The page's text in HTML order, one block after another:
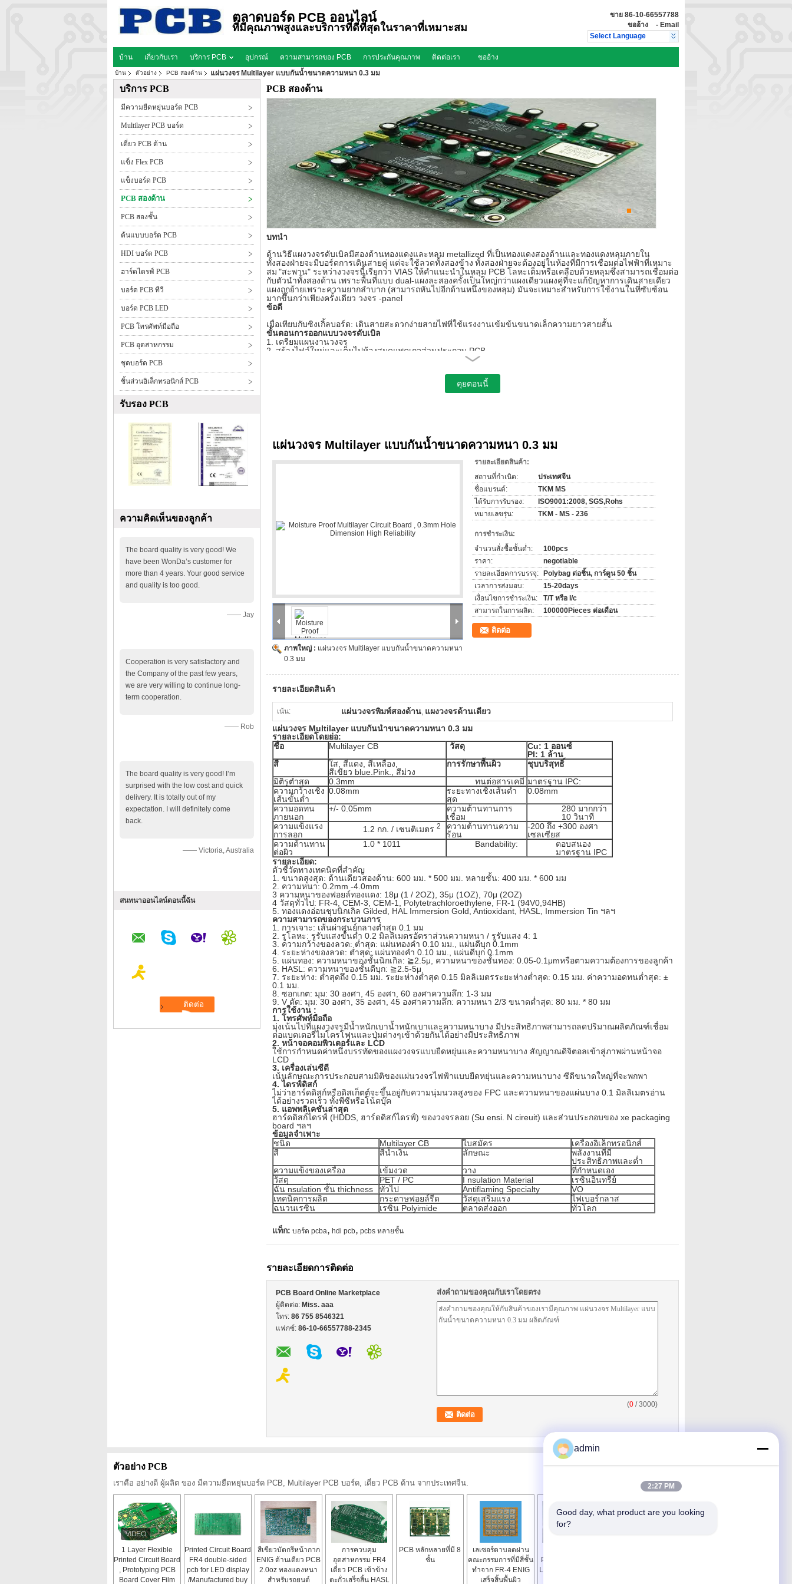
ตลาดบอร์ด PCB ออนไลน์
ที่มีคุณภาพสูงและบริการที่ดีที่สุดในราคาที่เหมาะสม
ขาย 86-10-66557788
ขออ้าง
- Email
Select Language
บ้าน เกี่ยวกับเรา บริการ PCB อุปกรณ์ ความสามารถของ PCB การประกันคุณภาพ ติดต่อเรา ขออ้าง
บ้าน ตัวอย่าง PCB สองด้าน แผ่นวงจร Multilayer แบบกันน้ำขนาดความหนา 0.3 มม
บริการ PCB
มีความยืดหยุ่นบอร์ด PCB
Multilayer PCB บอร์ด
เดี่ยว PCB ด้าน
แข็ง Flex PCB
แข็งบอร์ด PCB
PCB สองด้าน
PCB สองชั้น
ต้นแบบบอร์ด PCB
HDI บอร์ด PCB
ฮาร์ดไดรฟ์ PCB
บอร์ด PCB ทีวี
บอร์ด PCB LED
PCB โทรศัพท์มือถือ
PCB อุตสาหกรรม
ชุดบอร์ด PCB
ชิ้นส่วนอิเล็กทรอนิกส์ PCB
รับรอง PCB
ความคิดเห็นของลูกค้า
The board quality is very good! We
have been WonDa’s customer for
more than 4 years. Your good service
and quality is too good.
—— Jay
Cooperation is very satisfactory and
the Company of the past few years,
we are very willing to continue long-
term cooperation.
—— Rob
The board quality is very good! I’m
surprised with the low cost and quick
delivery. It is totally out of my
expectation. I will definitely come
back.
—— Victoria, Australia
สนทนาออนไลน์ตอนนี้ฉัน
PCB สองด้าน
บทนำ
ด้านวิธีแผงวงจรดับเบิลมีสองด้านทองแดงและหลุม metallized ที่เป็นทองแดงสองด้านและทองแดงหลุมภายใน
ทั้งสองฝ่ายจะมีบอร์ดการเดินสายคู่ แต่จะใช้ลวดทั้งสองข้าง ทั้งสองฝ่ายจะต้องอยู่ในห้องที่มีการเชื่อมต่อไฟฟ้าที่เหมาะ
สม "สะพาน" ระหว่างวงจรนี้เรียกว่า VIASให้คำแนะนำในหลุม PCB โลหะเต็มหรือเคลือบด้วยหลุมซึ่งสามารถเชื่อมต่อ
กับตัวนำทั้งสองด้าน เพราะพื้นที่แบบ dual-แผงละสองครั้งเป็นใหญ่กว่าแผงเดียวแผงคู่ที่จะแก้ปัญหาการเดินสายเดียว
แผงถูกย้ายเพราะความยากลำบาก (สามารถหันไปอีกด้านหนึ่งของหลุม) มันจะเหมาะสำหรับการใช้งานในที่ซับซ้อน
มากขึ้นกว่าเพียงครั้งเดียว วงจร -panel
ข้อดี
เมื่อเทียบกับซิงเกิ้ลบอร์ด: เดินสายสะดวกง่ายสายไฟที่ใช้แรงงานเข้มข้นขนาดเล็กความยาวสายสั้น
ขั้นตอนการออกแบบวงจรดับเบิล
1. เตรียมแผนงานวงจร
2. สร้างไฟล์ใหม่และเต็มไปห้องสมุดแพคเกจส่วนประกอบ PCB
แผ่นวงจร Multilayer แบบกันน้ำขนาดความหนา 0.3 มม
ภาพใหญ่ : แผ่นวงจร Multilayer แบบกันน้ำขนาดความหนา
0.3 มม
รายละเอียดสินค้า:
สถานที่กำเนิด:
ประเทศจีน
ชื่อแบรนด์:
TKM MS
ได้รับการรับรอง:
ISO9001:2008, SGS,Rohs
หมายเลขรุ่น:
TKM - MS - 236
การชำระเงิน:
จำนวนสั่งซื้อขั้นต่ำ:
100pcs
ราคา:
negotiable
รายละเอียดการบรรจุ:
Polybag ต่อชิ้น, การ์ตูน 50 ชิ้น
เวลาการส่งมอบ:
15-20days
เงื่อนไขการชำระเงิน:
T/T หรือ l/c
สามารถในการผลิต:
100000Pieces ต่อเดือน
ติดต่อ
รายละเอียดสินค้า
เน้น: แผ่นวงจรพิมพ์สองด้าน, แผงวงจรด้านเดียว
แผ่นวงจร Multilayer แบบกันน้ำขนาดความหนา 0.3 มม
รายละเอียดโดยย่อ:
ชื่อ
Multilayer CB วัสดุ
Cu: 1 ออนซ์
PI: 1 ล้าน
สี
ใส, สีแดง, สีเหลือง,
สีเขียว blue.Pink., สีม่วง
การรักษาพื้นผิว
ชุบบริสุทธิ์
มิติรูต่ำสุด
0.3mm ทนต่อสารเคมี มาตรฐาน IPC:
ความกว้างเชิง
เส้นขั้นต่ำ
0.08mm
ระยะทางเชิงเส้นต่ำ
สุด
0.08mm
ความอดทน
ภายนอก
+/- 0.05mm
ความต้านทานการ
เชื่อม
280 มากกว่า
10 วินาที
ความแข็งแรง
การลอก
1.2 กก. / เซนติเมตร 2
ความต้านทานความ
ร้อน
-200 ถึง +300 องศา
เซลเซียส
ความต้านทาน
ต่อผิว
1.0 * 1011 Bandability:
ตอบสนอง
มาตรฐาน IPC
รายละเอียด:
ตัวชี้วัดทางเทคนิคที่สำคัญ
1. ขนาดสูงสุด: ด้านเดียวสองด้าน: 600 มม. * 500 มม. หลายชั้น: 400 มม. * 600 มม
2. ความหนา: 0.2mm -4.0mm
3 ความหนาของฟอยล์ทองแดง: 18μ (1 / 2OZ), 35μ (1OZ), 70μ (2OZ)
4 วัสดุทั่วไป: FR-4, CEM-3, CEM-1, Polytetrachloroethylene, FR-1 (94V0,94HB)
5. ทองแดงอ่อนชุบนิกเกิล Gilded, HAL Immersion Gold, Antioxidant, HASL, Immersion Tin ฯลฯ
ความสามารถของกระบวนการ
1. การเจาะ: เส้นผ่าศูนย์กลางต่ำสุด 0.1 มม
2. รูโลหะ: รูรับแสงขั้นต่ำ 0.2 มิลลิเมตรอัตราส่วนความหนา / รูรับแสง 4: 1
3. ความกว้างของลวด: ต่ำสุด: แผ่นทองคำ 0.10 มม., แผ่นดีบุก 0.1mm
4. ระยะห่างของลวด: ต่ำสุด: แผ่นทองคำ 0.10 มม., แผ่นดีบุก 0.1mm
5. แผ่นทอง: ความหนาของชั้นนิกเกิล: ≧2.5μ, ความหนาของชั้นทอง: 0.05-0.1μmหรือตามความต้องการของลูกค้า
6. HASL: ความหนาของชั้นดีบุก: ≧2.5-5μ
7. ระยะห่าง: ต่ำสุดถึง 0.15 มม. ระยะห่างต่ำสุด 0.15 มิลลิเมตรระยะห่างต่ำสุด: 0.15 มม. ค่าความอดทนต่ำสุด: ±
0.1 มม.
8. ซอกเกต: มุม: 30 องศา, 45 องศา, 60 องศาความลึก: 1-3 มม
9. V ตัด: มุม: 30 องศา, 35 องศา, 45 องศาความลึก: ความหนา 2/3 ขนาดต่ำสุด: 80 มม. * 80 มม
การใช้งาน :
1. โทรศัพท์มือถือ
มุ่งเน้นไปที่แผงวงจรมีน้ำหนักเบาน้ำหนักเบาและความหนาบาง มีประสิทธิภาพสามารถลดปริมาณผลิตภัณฑ์เชื่อม
ต่อแบตเตอรี่ไมโครโฟนและปุ่มต่างๆเข้าด้วยกันได้อย่างมีประสิทธิภาพ
2. หน้าจอคอมพิวเตอร์และ LCD
ใช้การกำหนดค่าหนึ่งบรรทัดของแผงวงจรแบบยืดหยุ่นและความหนาบาง สัญญาณดิจิตอลเข้าสู่ภาพผ่านหน้าจอ
LCD
3. เครื่องเล่นซีดี
เน้นลักษณะการประกอบสามมิติของแผ่นวงจรไฟฟ้าแบบยืดหยุ่นและความหนาบาง ซีดีขนาดใหญ่ที่จะพกพา
4. ไดรฟ์ดิสก์
ไม่ว่าฮาร์ดดิสก์หรือดิสเก็ตต์จะขึ้นอยู่กับความนุ่มนวลสูงของ FPC และความหนาของแผ่นบาง 0.1 มิลลิเมตรอ่าน
ได้อย่างรวดเร็ว ทั้งพีซีหรือโน้ตบุ๊ค
5. แอพพลิเคชันล่าสุด
ฮาร์ดดิสก์ไดรฟ์ (HDDS, ฮาร์ดดิสก์ไดรฟ์) ของวงจรลอย (Su ensi. N cireuit) และส่วนประกอบของ xe packaging
board ฯลฯ
ข้อมูลจำเพาะ
ชนิด
Multilayer CB ใบสมัคร
เครื่องอิเล็กทรอนิกส์
สี
สีน้ำเงิน ลักษณะ
พลังงานที่มี
ประสิทธิภาพและต่ำ
ความแข็งของเครื่อง
เข้มงวด วาง
ที่กำหนดเอง
วัสดุ
PET / PC I nsulation Material
เรซินอินทรีย์
ฉัน nsulation ชั้น thichness
ทั่วไป Antiflaming Specialty
VO
เทคนิคการผลิต
กระดาษฟอยล์รีด วัสดุเสริมแรง
ไฟเบอร์กลาส
ฉนวนเรซิน
เรซิน Polyimide ตลาดส่งออก ทั่วโลก
แท็ก: บอร์ด pcba, hdi pcb, pcbs หลายชั้น
รายละเอียดการติดต่อ
PCB Board Online Marketplace
ผู้ติดต่อ: Miss. aaa
โทร: 86 755 8546321
แฟกซ์: 86-10-66557788-2345
ส่งคำถามของคุณกับเราโดยตรง
(0 / 3000)
ตัวอย่าง PCB
เราคือ อย่างดี ผู้ผลิต ของ มีความยืดหยุ่นบอร์ด PCB, Multilayer PCB บอร์ด, เดี่ยว PCB ด้าน จากประเทศจีน.
1 Layer Flexible
Printed Circuit Board
, Prototyping PCB
Board Cover Film
Printed Circuit Board
FR4 double-sided
pcb for LED display
/Manufactured buy
สีเขียวบัดกรีหน้ากาก
ENIG ด้านเดียว PCB
2.0oz ทองแดงหนา
สำหรับรถยนต์
การควบคุม
อุตสาหกรรม FR4
เดี่ยว PCB เข้าข้าง
ตะกั่วเสร็จสิ้น HASL
PCB หลักหลายที่มี 8
ชั้น
เลเซอร์ตาบอดผ่าน
คณะกรรมการที่มีสี่ชั้น
ทำจาก FR-4 ENIG
เสร็จสิ้นพื้นผิว
PCB สำหรับไฟ / ไฟ
LED การประกอบแผง
admin
2:27 PM
Good day, what product are you looking
for?